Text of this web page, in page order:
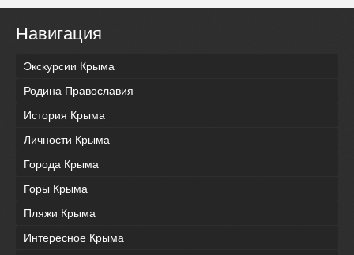
Навигация
Экскурсии Крыма
Родина Православия
История Крыма
Личности Крыма
Города Крыма
Горы Крыма
Пляжи Крыма
Интересное Крыма